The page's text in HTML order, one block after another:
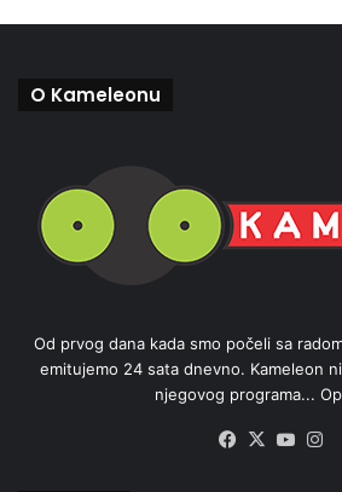
O Kameleonu
Od prvog dana kada smo počeli sa
emitujemo 24 sata dnevno. Kameleon
njegovog programa...
Facebook
X